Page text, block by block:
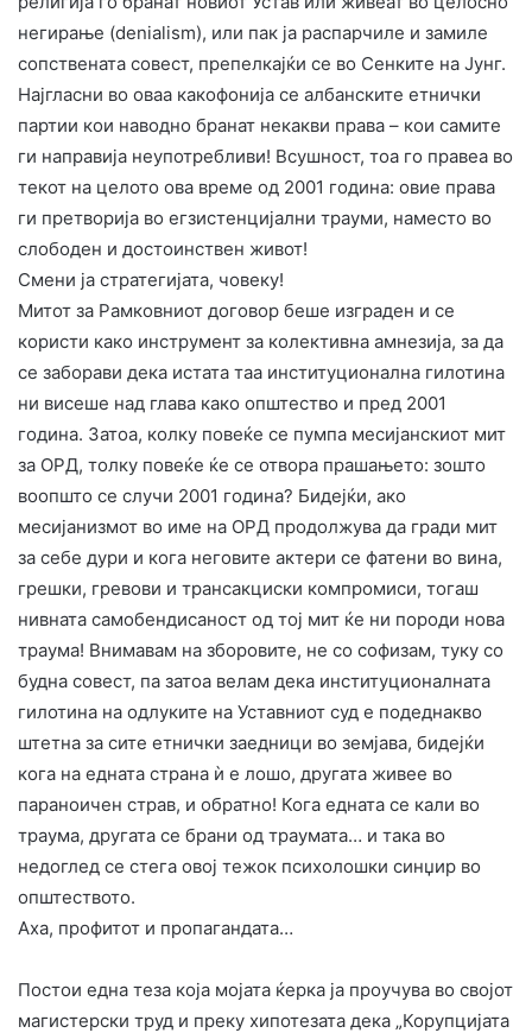
негирање (denialism), или пак ја распарчиле и замиле
сопствената совест, препелкајќи се во Сенките на Јунг.
Најгласни во оваа какофонија се албанските етнички
партии кои наводно бранат некакви права – кои самите
ги направија неупотребливи! Всушност, тоа го правеа во
текот на целото ова време од 2001 година: овие права
ги претворија во егзистенцијални трауми, наместо во
слободен и достоинствен живот!
​Смени ја стратегијата, човеку!
Митот за Рамковниот договор беше изграден и се
користи како инструмент за колективна амнезија, за да
се заборави дека истата таа институционална гилотина
ни висеше над глава како општество и пред 2001
година. Затоа, колку повеќе се пумпа месијанскиот мит
за ОРД, толку повеќе ќе се отвора прашањето: зошто
воопшто се случи 2001 година? Бидејќи, ако
месијанизмот во име на ОРД продолжува да гради мит
за себе дури и кога неговите актери се фатени во вина,
грешки, гревови и трансакциски компромиси, тогаш
нивната самобендисаност од тој мит ќе ни породи нова
траума! Внимавам на зборовите, не со софизам, туку со
будна совест, па затоа велам дека институционалната
гилотина на одлуките на Уставниот суд е подеднакво
штетна за сите етнички заедници во земјава, бидејќи
кога на едната страна ѝ е лошо, другата живее во
параноичен страв, и обратно! Кога едната се кали во
траума, другата се брани од траумата… и така во
недоглед се стега овој тежок психолошки синџир во
општеството.
​Аха, профитот и пропагандата…
Постои една теза која мојата ќерка ја проучува во својот
магистерски труд и преку хипотезата дека „Корупцијата